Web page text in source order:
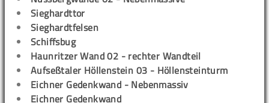
Sieghardttor
Sieghardtfelsen
Schiffsbug
Haunritzer Wand 02 - rechter Wandteil
Aufseßtaler Höllenstein 03 - Höllensteinturm
Eichner Gedenkwand - Nebenmassiv
Eichner Gedenkwand